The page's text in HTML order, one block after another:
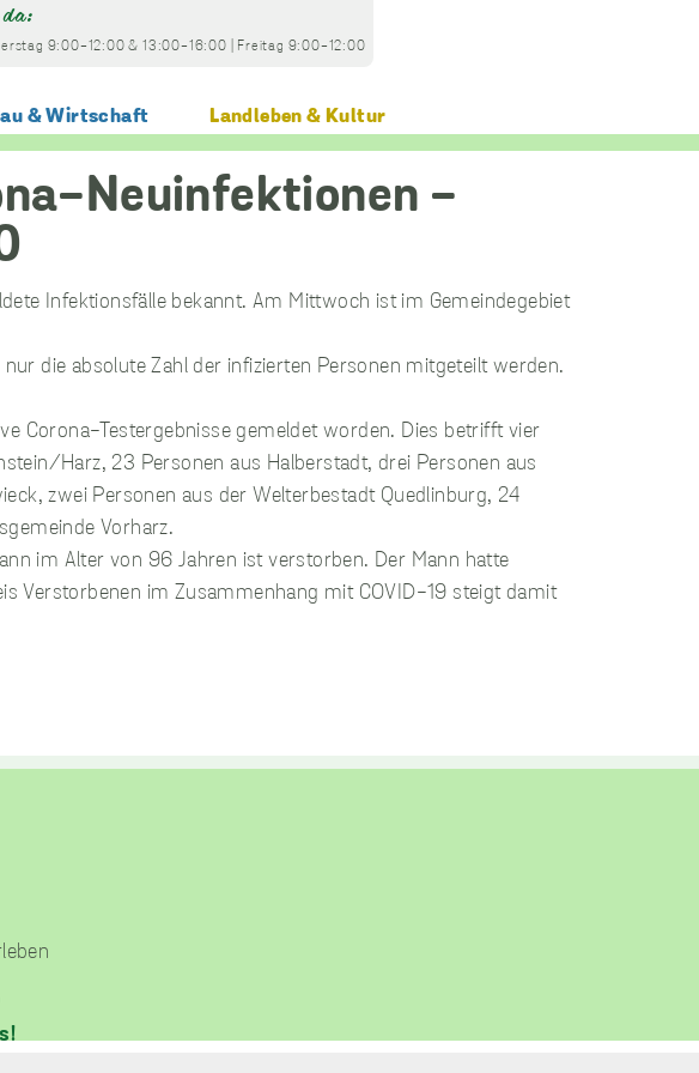
9:00-12:00& 13:00-16:00 Freitag 9:00-12:00
& Wirtschaft Landleben & Kultur
Infektionsfälle bekannt. Am Mittwoch ist im Gemeindegebiet
die absolute Zahl der infizierten Personen mitgeteilt werden.
Corona-Testergebnisse gemeldet worden. Dies betrifft vier
Harz, 23 Personen aus Halberstadt, drei Personen aus
zwei Personen aus der Welterbestadt Quedlinburg, 24
Vorharz.
im Alter von 96 Jahren ist verstorben. Der Mann hatte
Verstorbenen im Zusammenhang mit COVID-19 steigt damit
Ihnen
nicht
um